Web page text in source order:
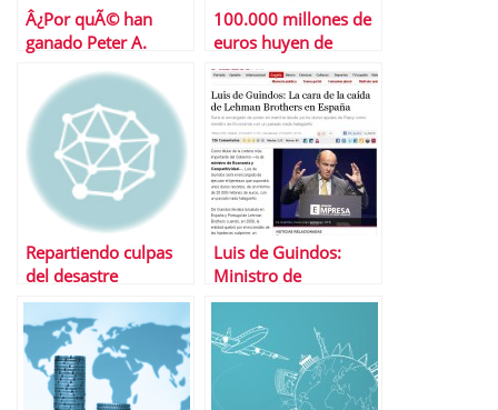
Â¿Por quÃ© han
ganado Peter A.
Mortensen y
Christopher A.
Pissarides el Nobel
de EconomÃ­a?
100.000 millones de
euros huyen de
EspaÃ±a
Repartiendo culpas
del desastre
inmobiliario
Â¿CÃ³mo hemos
llegado hasta aquÃ­ y
quÃ© hacer ahora
con tu piso?
Luis de Guindos:
Ministro de
EconomÃ­a y
Competitividad